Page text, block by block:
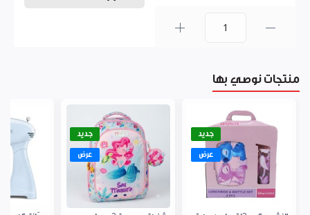
منتجات نوصي بها
جديد
عرض
جديد
عرض